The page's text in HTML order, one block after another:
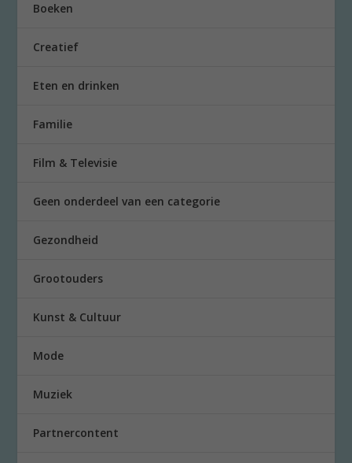
Boeken
Creatief
Eten en drinken
Familie
Film & Televisie
Geen onderdeel van een categorie
Gezondheid
Grootouders
Kunst & Cultuur
Mode
Muziek
Partnercontent